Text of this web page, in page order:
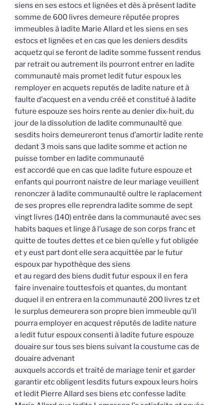
siens en ses estocs et lignées et dès à présent ladite
somme de 600 livres demeure réputée propres
immeubles à ladite Marie Allard et les siens en ses
estocs et lignées et en cas que les deniers desdits
acquetz qui se feront de ladite somme fussent rendus
par retrait ou autrement ils pourront entrer en ladite
communauté mais promet ledit futur espoux les
remployer en acquets reputés de ladite nature et à
faulte d’acquest en a vendu créé et constitué à ladite
future espouze ses hoirs rente au denier dix-huit, du
jour de la dissolution de ladite communaulté que
sesdits hoirs demeureront tenus d’amortir ladite rente
dedant 3 mois sans que ladite somme et action ne
puisse tomber en ladite communauté
est accordé que en cas que ladite future espouze et
enfants qui pourront naistre de leur mariage veuillent
renonczer à ladite communaulté oultre le raplacement
de ses propres elle reprendra ladite somme de sept
vingt livres (140) entrée dans la communauté avec ses
habits baques et linge à l’usage de son corps franc et
quitte de toutes dettes et ce bien qu’elle y fut obligée
et y eust part dont elle sera acquittée par le futur
espoux par hypothèque des siens
et au regard des biens dudit futur espoux il en fera
faire invenaire touttesfois et quantes, du montant
duquel il en entrera en la communauté 200 livres tz et
le surplus demeurera son propre bien immeuble qu’il
pourra employer en acquest réputés de ladite nature
a ledit futur espoux consenti à ladite future espouze
douaire sur tous ses biens suivant la coustume cas de
douaire advenant
auxquels accords et traité de mariage tenir et garder
garantir etc obligent lesdits futurs expoux leurs hoirs
et ledit Pierre Allard ses biens etc confesse ladite